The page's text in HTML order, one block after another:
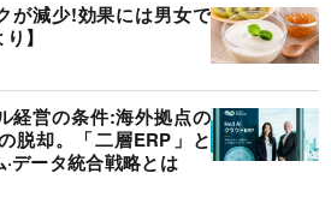
が減少!効果には男女で
】
経営の条件:海外拠点の
脱却。「二層ERP」と
データ統合戦略とは